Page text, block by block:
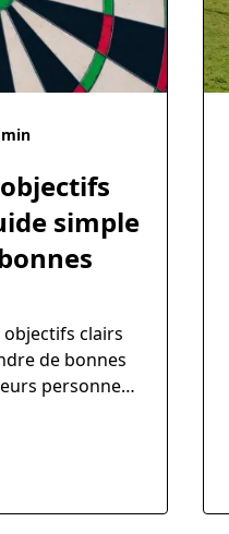
simple
clairs
de bonnes
personnes
omettent
moitié de